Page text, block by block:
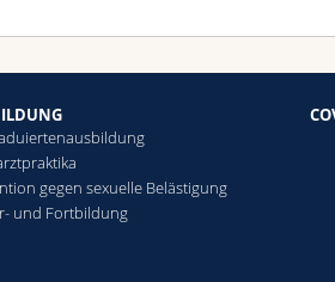
gegen sexuelle Belästigung
und Fortbildung